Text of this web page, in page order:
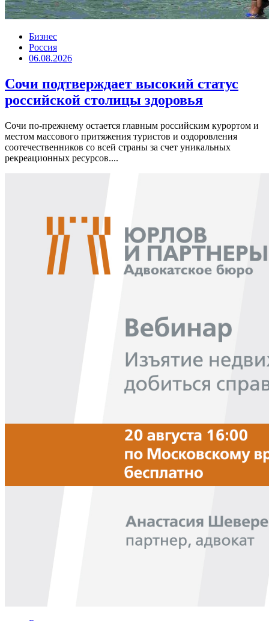
Бизнес
Россия
06.08.2026
Сочи подтверждает высокий статус
российской столицы здоровья
Сочи по-прежнему остается главным российским курортом и
местом массового притяжения туристов и оздоровления
соотечественников со всей страны за счет уникальных
рекреационных ресурсов....